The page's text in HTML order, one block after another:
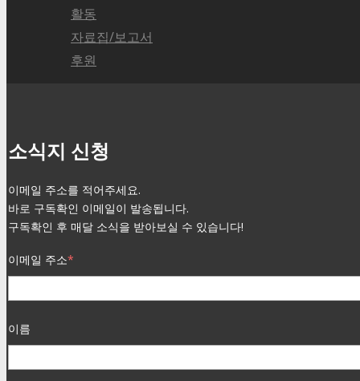
활동
자료집/보고서
후원
소식지 신청
이메일 주소를 적어주세요.
바로 구독확인 이메일이 발송됩니다.
구독확인 후 매달 소식을 받아보실 수 있습니다!
이메일 주소*
이름